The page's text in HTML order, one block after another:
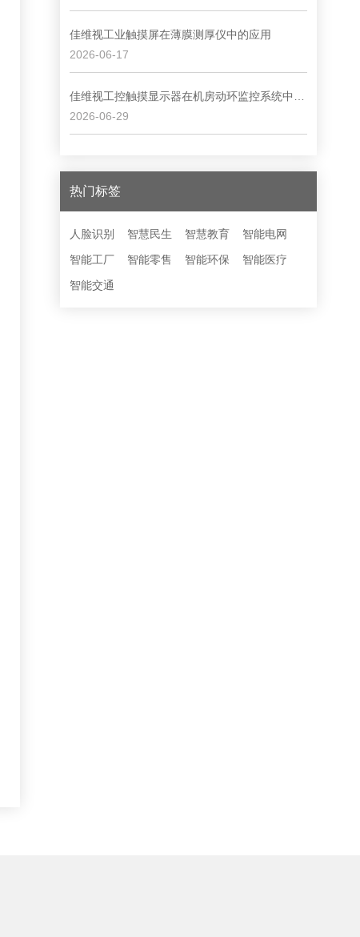
佳维视工业触摸屏在薄膜测厚仪中的应用
2026-06-17
2026-06-29
热门标签
人脸识别 智慧民生 智慧教育
智能电网
智能工厂
智能零售 智能环保
智能医疗
智能交通